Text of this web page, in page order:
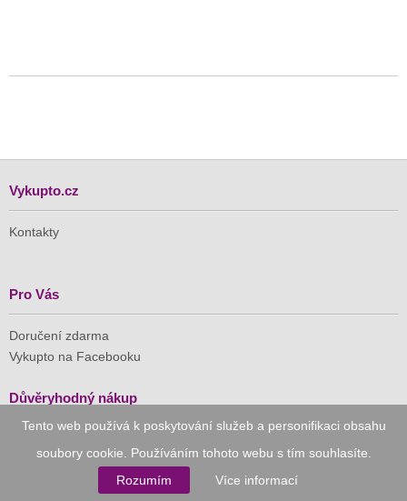
Tento web používá k poskytování služeb a personifikaci obsahu
soubory cookie. Používáním tohoto webu s tím souhlasíte.
Rozumím
Více informací
Vykupto.cz
Kontakty
Pro Vás
Doručení zdarma
Vykupto na Facebooku
Důvěryhodný nákup
komerci (APEK)